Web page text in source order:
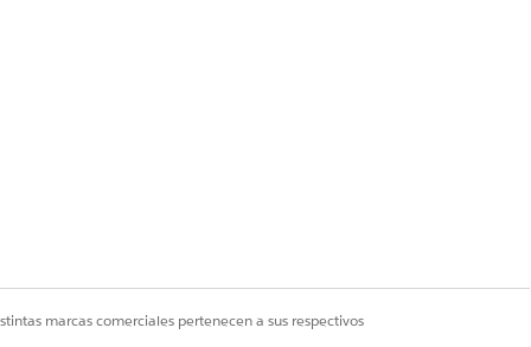
del nuevo proveedor.
crear manualmente otra
lectura-escritura al campo Estado de
internos pueden aprobar una
y especificar su búsqueda de
de cuidados sanitarios,
marcas comerciales pertenecen a sus respectivos